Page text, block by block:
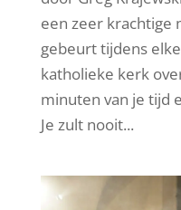
een zeer krachtige
gebeurt tijdens
katholieke kerk
minuten van je tijd
Je zult nooit...